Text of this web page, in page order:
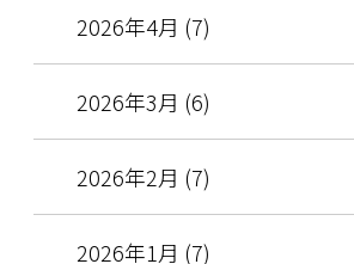
2026年4月 (7)
2026年3月 (6)
2026年2月 (7)
2026年1月 (7)